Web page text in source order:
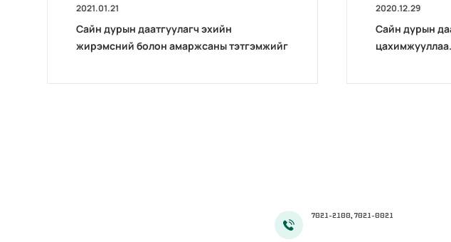
2021.01.21
Сайн дурын даатгуулагч эхийн
жирэмсний болон амаржсаны тэтгэмжийг
2020.12.29
Сайн дурын
цахимжууллаа.
7021-2100, 7021-0021